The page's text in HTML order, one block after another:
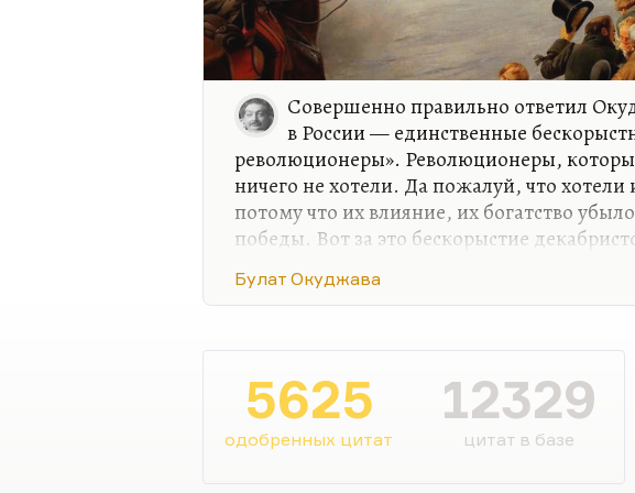
Совершенно правильно ответил
в России — единственные
революционеры». Революционеры,
ничего не хотели. Да пожалуй, что хотели
потому что их влияние, их богатство
победы. Вот за это бескорыстие
Но, конечно, это попытка с негодными
которые пытались рыцарски
в таких случаях рыцарства не понимает.
в истории с декабристами чудовищно,
ложь. Всё, как написано у Окуджавы в
«Глоток свободы» на…
Булат Окуджава
5625
одобренных цитат
12329
цитат в базе